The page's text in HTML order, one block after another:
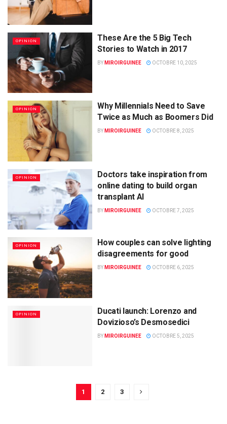
OPINION
These Are the 5 Big Tech
Stories to Watch in 2017
BY MIROIRGUINEE OCTOBRE 10, 2025
OPINION
Why Millennials Need to Save
Twice as Much as Boomers Did
BY MIROIRGUINEE OCTOBRE 8, 2025
OPINION
Doctors take inspiration from
online dating to build organ
transplant AI
BY MIROIRGUINEE OCTOBRE 7, 2025
OPINION
How couples can solve lighting
disagreements for good
BY MIROIRGUINEE OCTOBRE 6, 2025
OPINION
Ducati launch: Lorenzo and
Dovizioso’s Desmosedici
BY MIROIRGUINEE OCTOBRE 5, 2025
1 2 3